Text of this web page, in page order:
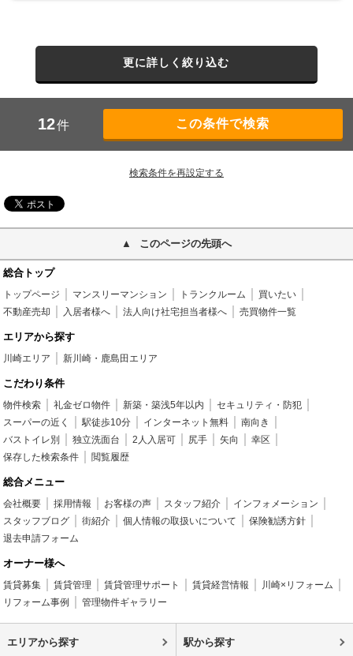
更に詳しく絞り込む
12件
検索条件を再設定する
このページの先頭へ
総合トップ
トップページ マンスリーマンション トランクルーム
買いたい
不動産売却
入居者様へ 法人向け社宅担当者様へ 売買物件一覧
エリアから探す
川崎エリア 新川崎・鹿島田エリア
こだわり条件
物件検索 礼金ゼロ物件 新築・築浅5年以内
セキュリティ・防犯
スーパーの近く
駅徒歩10分 インターネット無料
南向き
バストイレ別
独立洗面台 2人入居可 尻手 矢向
幸区
保存した検索条件
閲覧履歴
総合メニュー
会社概要 採用情報 お客様の声 スタッフ紹介
インフォメーション
スタッフブログ
街紹介 個人情報の取扱いについて
保険勧誘方針
退去申請フォーム
オーナー様へ
賃貸募集 賃貸管理 賃貸管理サポート 賃貸経営情報
川崎×リフォーム
リフォーム事例
管理物件ギャラリー
エリアから探す 駅から探す